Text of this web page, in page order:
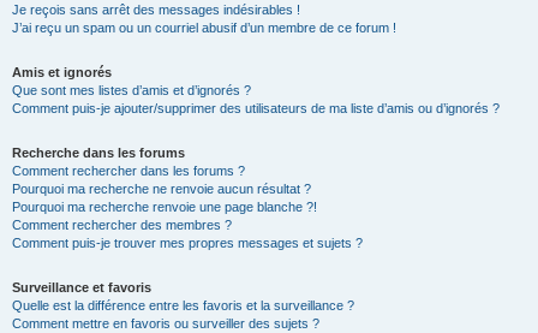
Je reçois sans arrêt des messages indésirables !
J’ai reçu un spam ou un courriel abusif d’un membre de ce forum !
Amis et ignorés
Que sont mes listes d’amis et d’ignorés ?
Comment puis-je ajouter/supprimer des utilisateurs de ma liste d’amis ou d’ignorés ?
Recherche dans les forums
Comment rechercher dans les forums ?
Pourquoi ma recherche ne renvoie aucun résultat ?
Pourquoi ma recherche renvoie une page blanche ?!
Comment rechercher des membres ?
Comment puis-je trouver mes propres messages et sujets ?
Surveillance et favoris
Quelle est la différence entre les favoris et la surveillance ?
Comment mettre en favoris ou surveiller des sujets ?